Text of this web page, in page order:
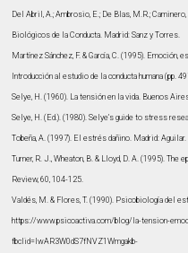
Del Abril, A.; Ambrosio, E.; De Blas, M.R.;
Biológicos de la Conducta. Madrid: Sanz y Torres.
Martínez Sánchez, F. & García, C. (1995).
Introducción al estudio de la conducta humana (pp.
Selye, H. (1960). La tensión en la vida. Buenos
Selye, H. (Ed.). (1980). Selye’s guide to stress
Tobeña, A. (1997). El estrés dañino. Madrid: Aguilar.
Turner, R. J., Wheaton, B. & Lloyd, D. A. (1995).
Review, 60, 104-125.
Valdés, M. & Flores, T. (1990). Psicobiología del
https://www.psicoactiva.com/blog/la-tension-
fbclid=IwAR3W0dS7fNVZ1Wmgakb-